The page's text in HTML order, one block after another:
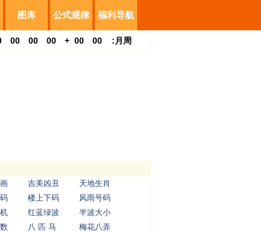
图库 公式规律 福利导航
00 00 00 + 00 00 : 月 周
吉美凶丑
天地生肖
楼上下码
风雨号码
红蓝绿波
半波大小
八 匹 马
梅花八弄